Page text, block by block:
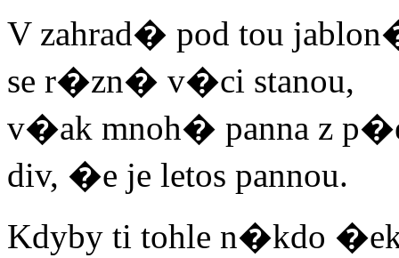
V zahrad� pod tou
se r�zn� v�ci stanou,
v�ak mnoh� panna z
div, �e je letos pannou.
Kdyby ti tohle n�kdo